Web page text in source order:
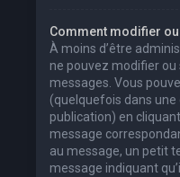
Comment modifier
À moins d’être
ne pouvez modifier
messages. Vous
(quelquefois dans
publication) en
message
au message, un petit
message indiquant